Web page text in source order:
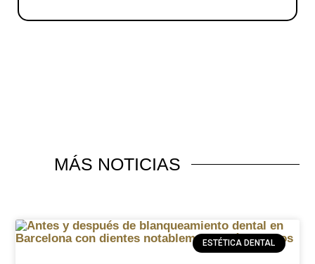
MÁS NOTICIAS
ESTÉTICA DENTAL